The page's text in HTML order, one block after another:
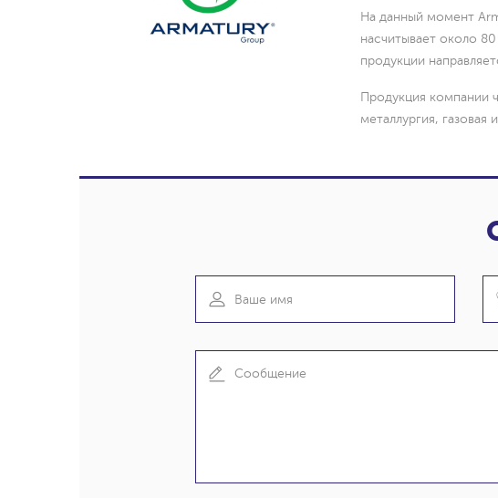
Ручные
ТРУБНЫЙ МОНТАЖ
IPT-VM, IPT-VMZ
На данный момент
насчитывает около
продукции
Продукция компании
металлургия,